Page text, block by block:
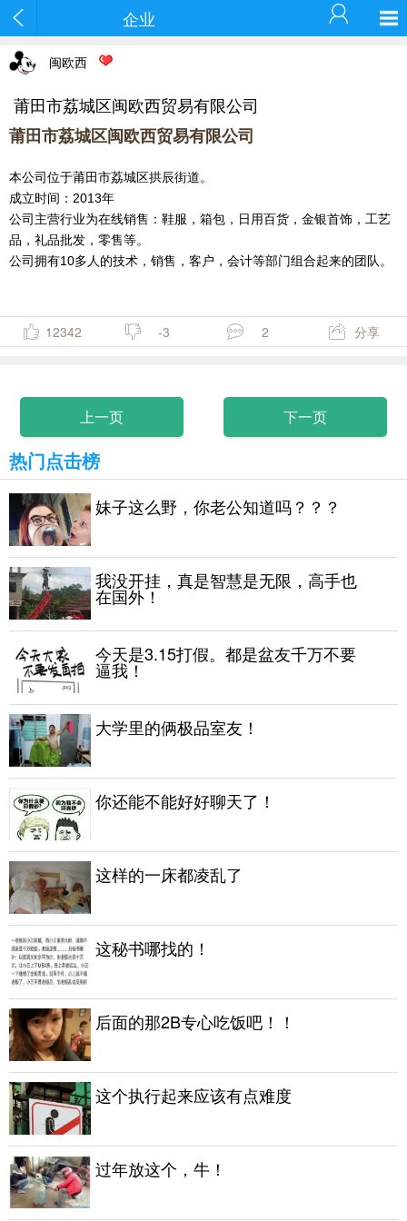
企业
闽欧西
莆田市荔城区闽欧西贸易有限公司
莆田市荔城区闽欧西贸易有限公司
本公司位于莆田市荔城区拱辰街道。
成立时间：2013年
公司主营行业为在线销售：鞋服，箱包，日用百货，金银首饰，工艺
品，礼品批发，零售等。
公司拥有10多人的技术，销售，客户，会计等部门组合起来的团队。
12342 -3 2 分享
上一页 下一页
热门点击榜
妹子这么野，你老公知道吗？？？
我没开挂，真是智慧是无限，高手也
在国外！
今天是3.15打假。都是盆友千万不要
逼我！
大学里的俩极品室友！
你还能不能好好聊天了！
这样的一床都凌乱了
这秘书哪找的！
后面的那2B专心吃饭吧！！
这个执行起来应该有点难度
过年放这个，牛！